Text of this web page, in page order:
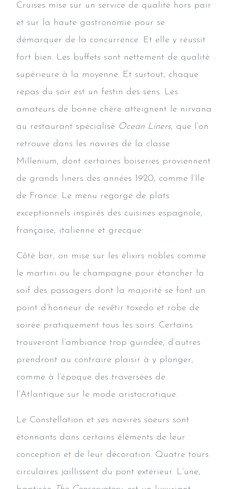
Cruises mise sur un service de qualité hors pair
et sur la haute gastronomie pour se
démarquer de la concurrence. Et elle y réussit
fort bien. Les buffets sont nettement de qualité
supérieure à la moyenne. Et surtout, chaque
repas du soir est un festin des sens. Les
amateurs de bonne chère atteignent le nirvana
au restaurant spécialisé Ocean Liners, que l’on
retrouve dans les navires de la classe
Millenium, dont certaines boiseries proviennent
de grands liners des années 1920, comme l’Ile
de France. Le menu regorge de plats
exceptionnels inspirés des cuisines espagnole,
française, italienne et grecque.
Côté bar, on mise sur les élixirs nobles comme
le martini ou le champagne pour étancher la
soif des passagers dont la majorité se font un
point d’honneur de revêtir toxedo et robe de
soirée pratiquement tous les soirs. Certains
trouveront l’ambiance trop guindée, d’autres
prendront au contraire plaisir à y plonger,
comme à l’époque des traversées de
l’Atlantique sur le mode aristocratique.
Le Constellation et ses navires soeurs sont
étonnants dans certains éléments de leur
conception et de leur décoration. Quatre tours
circulaires jaillissent du pont extérieur. L’une,